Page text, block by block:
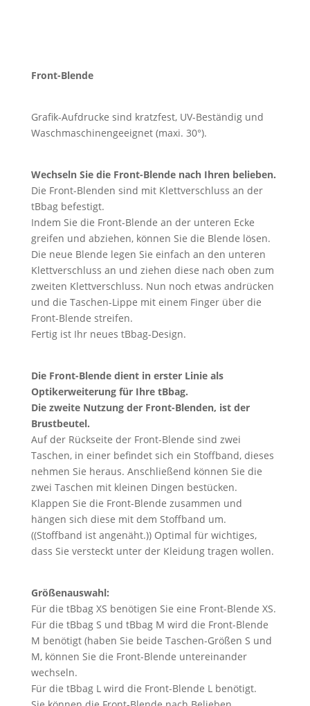
Front-Blende
Grafik-Aufdrucke sind kratzfest, UV-Beständig und
Waschmaschinengeeignet (maxi. 30°).
Wechseln Sie die Front-Blende nach Ihren belieben.
Die Front-Blenden sind mit Klettverschluss an der
tBbag befestigt.
Indem Sie die Front-Blende an der unteren Ecke
greifen und abziehen, können Sie die Blende lösen.
Die neue Blende legen Sie einfach an den unteren
Klettverschluss an und ziehen diese nach oben zum
zweiten Klettverschluss. Nun noch etwas andrücken
und die Taschen-Lippe mit einem Finger über die
Front-Blende streifen.
Fertig ist Ihr neues tBbag-Design.
Die Front-Blende dient in erster Linie als
Optikerweiterung für Ihre tBbag.
Die zweite Nutzung der Front-Blenden, ist der
Brustbeutel.
Auf der Rückseite der Front-Blende sind zwei
Taschen, in einer befindet sich ein Stoffband, dieses
nehmen Sie heraus. Anschließend können Sie die
zwei Taschen mit kleinen Dingen bestücken.
Klappen Sie die Front-Blende zusammen und
hängen sich diese mit dem Stoffband um.
((Stoffband ist angenäht.)) Optimal für wichtiges,
dass Sie versteckt unter der Kleidung tragen wollen.
Größenauswahl:
Für die tBbag XS benötigen Sie eine Front-Blende XS.
Für die tBbag S und tBbag M wird die Front-Blende
M benötigt (haben Sie beide Taschen-Größen S und
M, können Sie die Front-Blende untereinander
wechseln.
Für die tBbag L wird die Front-Blende L benötigt.